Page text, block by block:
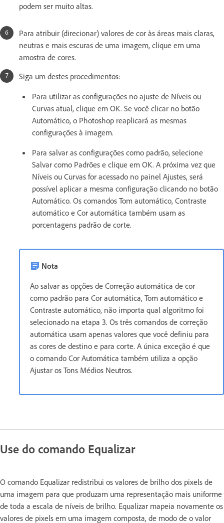
podem ser muito altas.
Para atribuir (direcionar) valores de cor às áreas mais claras,
neutras e mais escuras de uma imagem, clique em uma
amostra de cores.
Siga um destes procedimentos:
Para utilizar as configurações no ajuste de Níveis ou
Curvas atual, clique em OK. Se você clicar no botão
Automático, o Photoshop reaplicará as mesmas
configurações à imagem.
Para salvar as configurações como padrão, selecione
Salvar como Padrões e clique em OK. A próxima vez que
Níveis ou Curvas for acessado no painel Ajustes, será
possível aplicar a mesma configuração clicando no botão
Automático. Os comandos Tom automático, Contraste
automático e Cor automática também usam as
porcentagens padrão de corte.
Nota
Ao salvar as opções de Correção automática de cor
como padrão para Cor automática, Tom automático e
Contraste automático, não importa qual algoritmo foi
selecionado na etapa 3. Os três comandos de correção
automática usam apenas valores que você definiu para
as cores de destino e para corte. A única exceção é que
o comando Cor Automática também utiliza a opção
Ajustar os Tons Médios Neutros.
Use do comando Equalizar
O comando Equalizar redistribui os valores de brilho dos pixels de
uma imagem para que produzam uma representação mais uniforme
de toda a escala de níveis de brilho. Equalizar mapeia novamente os
valores de pixels em uma imagem composta, de modo de o valor